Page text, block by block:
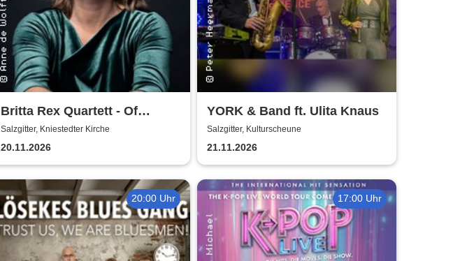
Britta Rex Quartett - Of
Witches, Queens & Heroines
Salzgitter, Kniestedter Kirche
20.11.2026
YORK & Band ft. Ulita Knaus
Salzgitter, Kulturscheune
21.11.2026
20:00 Uhr 17:00 Uhr